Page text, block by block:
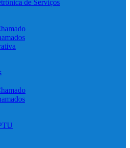
de Serviços